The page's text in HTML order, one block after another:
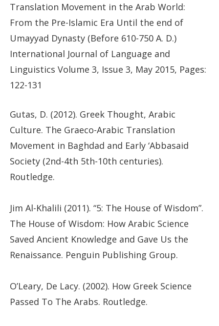
Translation Movement in the Arab World:
From the Pre-Islamic Era Until the end of
Umayyad Dynasty (Before 610-750 A. D.)
International Journal of Language and
Linguistics Volume 3, Issue 3, May 2015, Pages:
122-131
Gutas, D. (2012). Greek Thought, Arabic
Culture. The Graeco-Arabic Translation
Movement in Baghdad and Early ‘Abbasaid
Society (2nd-4th 5th-10th centuries).
Routledge.
Jim Al-Khalili (2011). “5: The House of Wisdom”.
The House of Wisdom: How Arabic Science
Saved Ancient Knowledge and Gave Us the
Renaissance. Penguin Publishing Group.
O’Leary, De Lacy. (2002). How Greek Science
Passed To The Arabs. Routledge.